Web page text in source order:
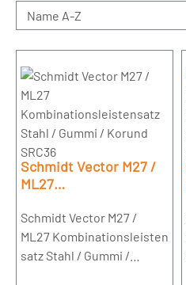
Schmidt Vector M27 /
ML27
tz Stahl / Gummi /
Korund SRC36
Schmidt Vector M27 /
ML27 Kombinationsleisten
satz Stahl / Gummi /